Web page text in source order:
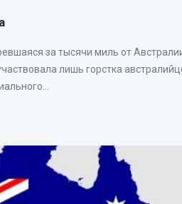
за тысячи миль от
лишь горстка